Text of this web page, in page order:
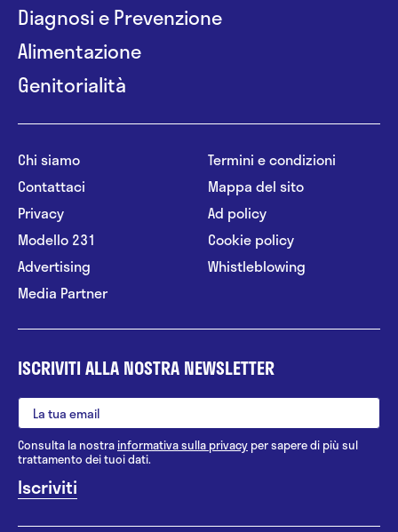
Diagnosi e Prevenzione
Alimentazione
Genitorialità
Chi siamo
Contattaci
Privacy
Modello 231
Advertising
Media Partner
Termini e condizioni
Mappa del sito
Ad policy
Cookie policy
Whistleblowing
ISCRIVITI ALLA NOSTRA NEWSLETTER
Consulta la nostrainformativa sulla privacy per sapere di più sul
trattamento dei tuoi dati.